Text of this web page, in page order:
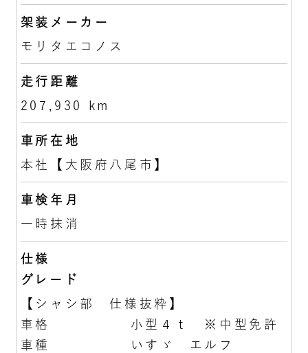
架装メーカー
モリタエコノス
走行距離
207,930 km
車所在地
本社【大阪府八尾市】
車検年月
一時抹消
仕様
グレード
【シャシ部 仕様抜粋】
車格 小型４ｔ ※中型免許
車種 いすゞ エルフ